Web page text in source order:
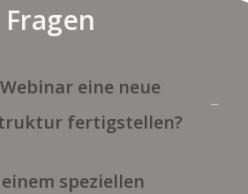
Fragen
eine neue
fertigstellen?
speziellen